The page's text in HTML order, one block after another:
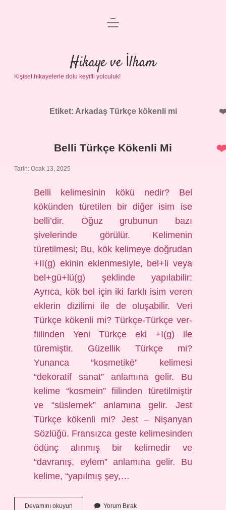
Anasayfa
Gizlilik Politikası
Yasal Uyarı
menüyü
Hikaye ve İlham
Kişisel hikayelerle dolu keyifli yolculuk!
Etiket: Arkadaş Türkçe kökenli mi
Belli Türkçe Kökenli Mi
Tarih: Ocak 13, 2025
Belli kelimesinin kökü nedir? Bel
kökünden türetilen bir diğer isim ise
belli’dir. Oğuz grubunun bazı
şivelerinde görülür. Kelimenin
türetilmesi; Bu, kök kelimeye doğrudan
+II(g) ekinin eklenmesiyle, bel+li veya
bel+gü+lü(g) şeklinde yapılabilir;
Ayrıca, kök bel için iki farklı isim veren
eklerin dizilimi ile de oluşabilir. Veri
Türkçe kökenli mi? Türkçe-Türkçe ver-
fiilinden Yeni Türkçe eki +I(g) ile
türemiştir. Güzellik Türkçe mi?
Yunanca “kosmetikē” kelimesi
“dekoratif sanat” anlamına gelir. Bu
kelime “kosmein” fiilinden türetilmiştir
ve “süslemek” anlamına gelir. Jest
Türkçe kökenli mi? Jest – Nişanyan
Sözlüğü. Fransızca geste kelimesinden
ödünç alınmış bir kelimedir ve
“davranış, eylem” anlamına gelir. Bu
kelime, “yapılmış şey,…
Devamını okuyun Yorum Bırak